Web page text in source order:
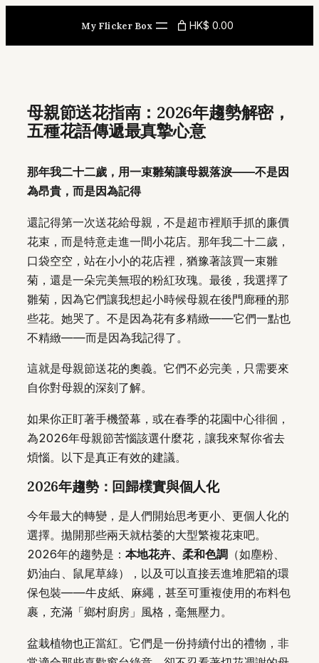
My Flicker Box HK$ 0.00
母親節送花指南：2026年趨勢解密，
五種花語傳遞最真摯心意
那年我二十二歲，用一束雛菊讓母親落淚——不是因
為昂貴，而是因為記得
還記得第一次送花給母親，不是超市裡順手抓的廉價
花束，而是特意走進一間小花店。那年我二十二歲，
口袋空空，站在小小的花店裡，猶豫著該買一束雛
菊，還是一朵完美無瑕的粉紅玫瑰。最後，我選擇了
雛菊，因為它們讓我想起小時候母親在後門廊種的那
些花。她哭了。不是因為花有多精緻——它們一點也
不精緻——而是因為我記得了。
這就是母親節送花的奧義。它們不必完美，只需要來
自你對母親的深刻了解。
如果你正盯著手機螢幕，或在春季的花園中心徘徊，
為2026年母親節苦惱該選什麼花，讓我來幫你省去
煩惱。以下是真正有效的建議。
2026年趨勢：回歸樸實與個人化
今年最大的轉變，是人們開始思考更小、更個人化的
選擇。拋開那些兩天就枯萎的大型繁複花束吧。
2026年的趨勢是： 本地花卉、柔和色調 （如塵粉、
奶油白、鼠尾草綠），以及可以直接丟進堆肥箱的環
保包裝——牛皮紙、麻繩，甚至可重複使用的布料包
裹，充滿「鄉村廚房」風格，毫無壓力。
盆栽植物也正當紅。它們是一份持續付出的禮物，非